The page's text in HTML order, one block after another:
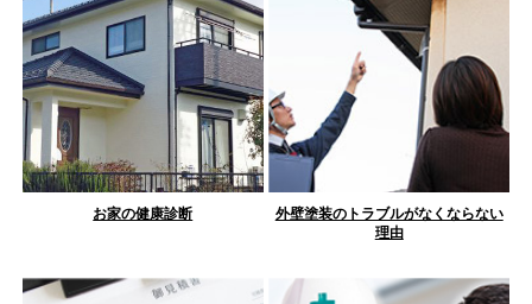
お家の健康診断
外壁塗装のトラブルがなくならない
理由